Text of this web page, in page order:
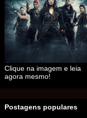
Clique na imagem e leia
agora mesmo!
Postagens populares